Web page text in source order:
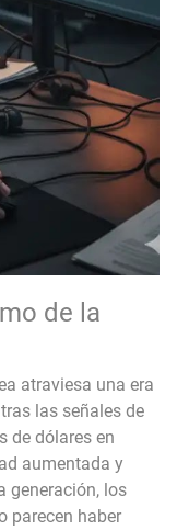
de la
atraviesa una era
las señales de
de dólares en
aumentada y
generación, los
parecen haber